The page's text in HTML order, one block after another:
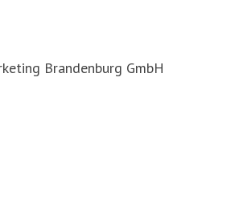
Brandenburg GmbH